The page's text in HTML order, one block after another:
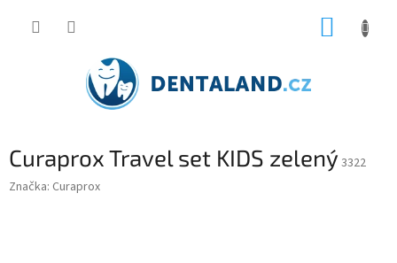
Curaprox Travel set KIDS zelený 3322
Značka: Curaprox